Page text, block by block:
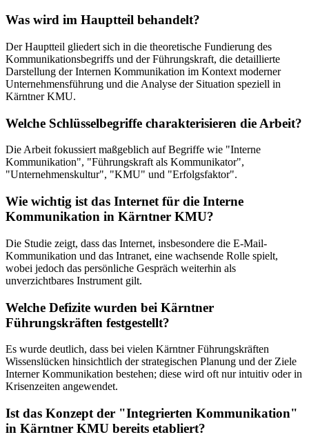
Was wird im Hauptteil behandelt?
Der Hauptteil gliedert sich in die theoretische Fundierung des
Kommunikationsbegriffs und der Führungskraft, die detaillierte
Darstellung der Internen Kommunikation im Kontext moderner
Unternehmensführung und die Analyse der Situation speziell in
Kärntner KMU.
Welche Schlüsselbegriffe charakterisieren die Arbeit?
Die Arbeit fokussiert maßgeblich auf Begriffe wie "Interne
Kommunikation", "Führungskraft als Kommunikator",
"Unternehmenskultur", "KMU" und "Erfolgsfaktor".
Wie wichtig ist das Internet für die Interne
Kommunikation in Kärntner KMU?
Die Studie zeigt, dass das Internet, insbesondere die E-Mail-
Kommunikation und das Intranet, eine wachsende Rolle spielt,
wobei jedoch das persönliche Gespräch weiterhin als
unverzichtbares Instrument gilt.
Welche Defizite wurden bei Kärntner
Führungskräften festgestellt?
Es wurde deutlich, dass bei vielen Kärntner Führungskräften
Wissenslücken hinsichtlich der strategischen Planung und der Ziele
Interner Kommunikation bestehen; diese wird oft nur intuitiv oder in
Krisenzeiten angewendet.
Ist das Konzept der "Integrierten Kommunikation"
in Kärntner KMU bereits etabliert?